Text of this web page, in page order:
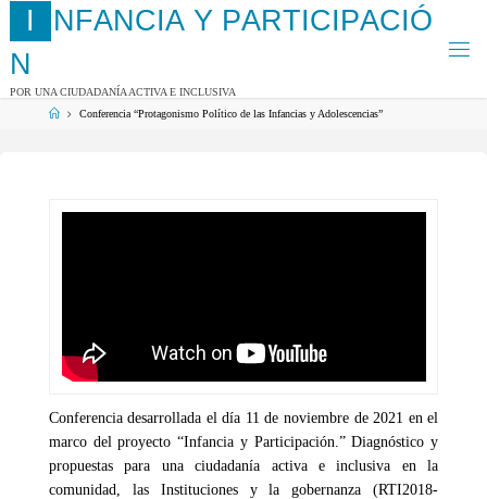
contenido
I NFANCIA Y PARTICIPACIÓ
N
POR UNA CIUDADANÍA ACTIVA E INCLUSIVA
PáginaConferencia “Protagonismo Político de las Infancias y Adolescencias”
Conferencia desarrollada el día 11 de noviembre de 2021 en el
marco del proyecto “Infancia y Participación.” Diagnóstico y
propuestas para una ciudadanía activa e inclusiva en la
comunidad, las Instituciones y la gobernanza (RTI2018-